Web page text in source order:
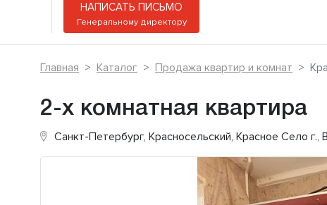
НАПИСАТЬ ПИСЬМО
Генеральному директору
Главная Каталог Продажа квартир и комнат
2-х комнатная квартира
Санкт-Петербург, Красносельский, Красное Село г.,